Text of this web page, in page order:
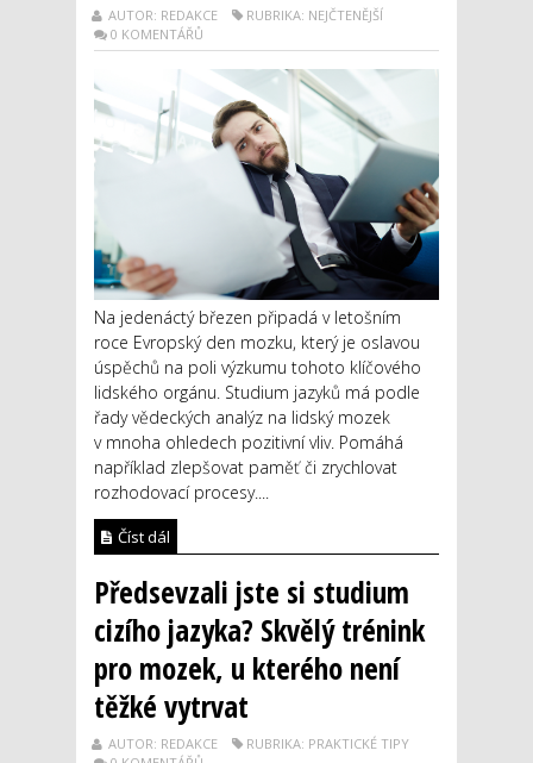
AUTOR: REDAKCE
RUBRIKA: NEJČTENĚJŠÍ
0 KOMENTÁŘŮ
Na jedenáctý březen připadá v letošním
roce Evropský den mozku, který je oslavou
úspěchů na poli výzkumu tohoto klíčového
lidského orgánu. Studium jazyků má podle
řady vědeckých analýz na lidský mozek
v mnoha ohledech pozitivní vliv. Pomáhá
například zlepšovat paměť či zrychlovat
rozhodovací procesy....
Číst dál
Předsevzali jste si studium
cizího jazyka? Skvělý trénink
pro mozek, u kterého není
těžké vytrvat
AUTOR: REDAKCE
RUBRIKA: PRAKTICKÉ TIPY